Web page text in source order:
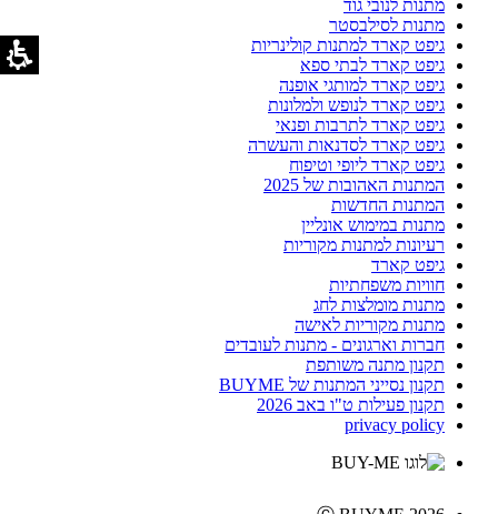
מתנות לנובי גוד
מתנות לסילבסטר
גיפט קארד למתנות קולינריות
גיפט קארד לבתי ספא
גיפט קארד למותגי אופנה
גיפט קארד לנופש ולמלונות
גיפט קארד לתרבות ופנאי
גיפט קארד לסדנאות והעשרה
גיפט קארד ליופי וטיפוח
המתנות האהובות של 2025
המתנות החדשות
מתנות במימוש אונליין
רעיונות למתנות מקוריות
גיפט קארד
חוויות משפחתיות
מתנות מומלצות לחג
מתנות מקוריות לאישה
חברות וארגונים - מתנות לעובדים
תקנון מתנה משותפת
תקנון נסייני המתנות של BUYME
תקנון פעילות ט"ו באב 2026
privacy policy